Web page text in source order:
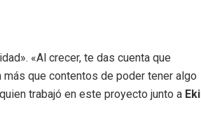
«Al crecer, te das cuenta que
que contentos de poder tener algo
trabajó en este proyecto junto a Eki